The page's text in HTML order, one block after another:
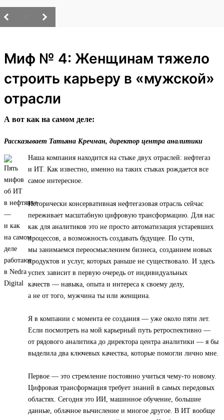
Миф № 4: Женщинам тяжело
строить карьеру в «мужской»
отрасли
А вот как на самом деле:
Рассказывает Татьяна Кречман, директор центра аналитики
Наша компания находится на стыке двух отраслей: нефтегаз
и ИТ. Как известно, именно на таких стыках рождается все
самое интересное.
Исторически консервативная нефтегазовая отрасль сейчас
переживает масштабную цифровую трансформацию. Для нас
как для аналитиков это не просто автоматизация устаревших
процессов, а возможность создавать будущее. По сути,
мы занимаемся переосмыслением бизнеса, созданием новых
продуктов и услуг, которых раньше не существовало. И здесь
успех зависит в первую очередь от индивидуальных
качеств — навыка, опыта и интереса к своему делу,
а не от того, мужчина ты или женщина.
Я в компании с момента ее создания — уже около пяти лет.
Если посмотреть на мой карьерный путь ретроспективно —
от рядового аналитика до директора центра аналитики — я бы
выделила два ключевых качества, которые помогли лично мне.
Первое — это стремление постоянно учиться чему-то новому.
Цифровая трансформация требует знаний в самых передовых
областях. Сегодня это ИИ, машинное обучение, большие
данные, облачное вычисление и многое другое. В ИТ вообще